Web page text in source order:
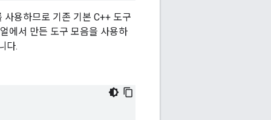
용하므로 기존 기본 C++ 도구
에서 만든 도구 모음을 사용하
다.